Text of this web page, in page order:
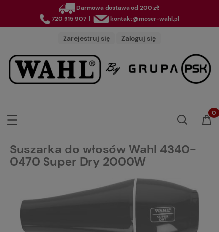
Darmowa dostawa od 200 zł!
720 915 907 | kontakt@moser-wahl.pl
Zarejestruj się Zaloguj się
Suszarka do włosów Wahl 4340-
0470 Super Dry 2000W